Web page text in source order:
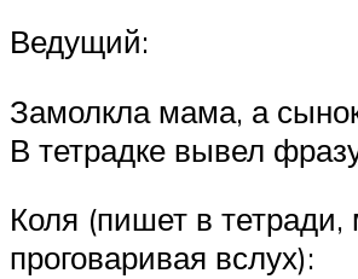
Ведущий:
Замолкла мама, а
В тетрадке вывел
Коля (пишет в
проговаривая вслух):